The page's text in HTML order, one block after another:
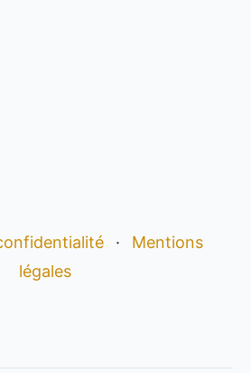
·
Mentions
légales